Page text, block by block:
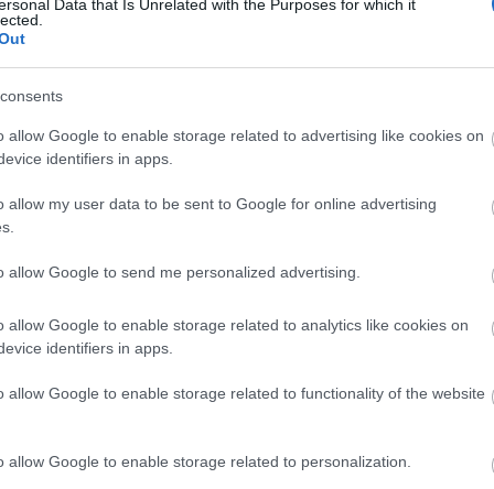
Data that Is Unrelated with the Purposes for which it
allow Google to enable storage related to advertising like cookies on
identifiers in apps.
allow my user data to be sent to Google for online advertising
allow Google to send me personalized advertising.
allow Google to enable storage related to analytics like cookies on
identifiers in apps.
allow Google to enable storage related to functionality of the website
allow Google to enable storage related to personalization.
Yansıtıcı metal səthdə şəffaf sitrulin malat məhlulu olan şüşə
məlumat və daha yüksək qətnamələr üçün şəklə klikləyin və
necə işləyir
onun amin turşusu olan argininə çevrilməsi
əsas rol oynayır. Azot oksidi damar sağlamlığı üçün